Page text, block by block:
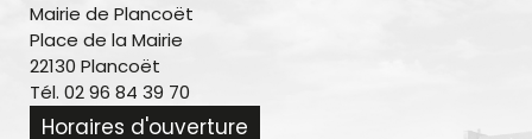
Mairie de Plancoët
Place de la Mairie
22130 Plancoët
Tél. 02 96 84 39 70
Horaires d'ouverture